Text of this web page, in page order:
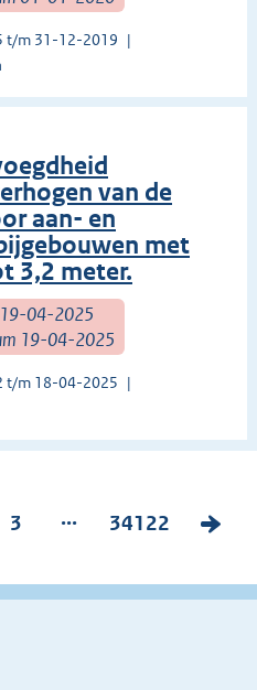
t/m 31-12-2019
van de
aan- en
met
3,2 meter.
19-04-2025
19-04-2025
t/m 18-04-2025
P
g
3 ...
P
g
34122
V
l